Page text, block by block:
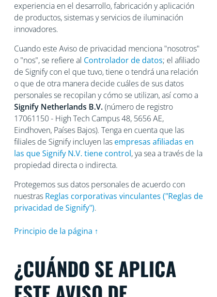
experiencia en el desarrollo, fabricación y aplicación
de productos, sistemas y servicios de iluminación
innovadores.
Cuando este Aviso de privacidad menciona "nosotros"
o "nos", se refiere al Controlador de datos; el afiliado
de Signify con el que tuvo, tiene o tendrá una relación
o que de otra manera decide cuáles de sus datos
personales se recopilan y cómo se utilizan, así como a
Signify Netherlands B.V.(número de registro
17061150 - High Tech Campus 48, 5656AE,
Eindhoven, Países Bajos). Tenga en cuenta que las
filiales de Signify incluyen las empresas afiliadas en
las que Signify N.V. tiene control, ya sea a través de la
propiedad directa o indirecta.
Protegemos sus datos personales de acuerdo con
nuestras Reglas corporativas vinculantes ("Reglas de
privacidad de Signify").
Principio de la página ↑
¿CUÁNDO SE APLICA